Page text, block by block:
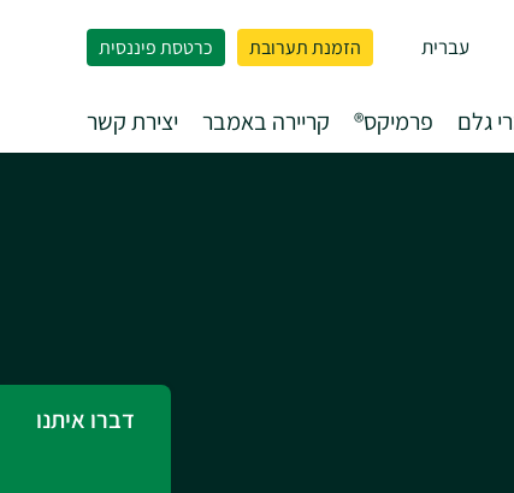
עברית הזמנת תערובת כרטסת פיננסית
גלם פרמיקס® קריירה באמבר יצירת קשר
דברו איתנו